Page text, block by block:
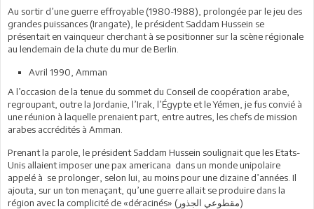
Au sortir d’une guerre effroyable (1980-1988), prolongée par le jeu des
grandes puissances (Irangate), le président Saddam Hussein se
présentait en vainqueur cherchant à se positionner sur la scène régionale
au lendemain de la chute du mur de Berlin.
Avril 1990, Amman
A l’occasion de la tenue du sommet du Conseil de coopération arabe,
regroupant, outre la Jordanie, l’Irak, l’Égypte et le Yémen, je fus convié à
une réunion à laquelle prenaient part, entre autres, les chefs de mission
arabes accrédités à Amman.
Prenant la parole, le président Saddam Hussein soulignait que les Etats-
Unis allaient imposer une pax americana dans un monde unipolaire
appelé à se prolonger, selon lui, au moins pour une dizaine d’années. Il
ajouta, sur un ton menaçant, qu’une guerre allait se produire dans la
région avec la complicité de «déracinés» (مقطوعيالجذور)